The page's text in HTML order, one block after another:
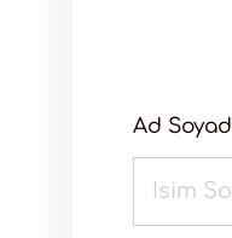
Ad Soyad